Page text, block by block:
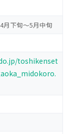
月下旬～5月中旬
toshikenset